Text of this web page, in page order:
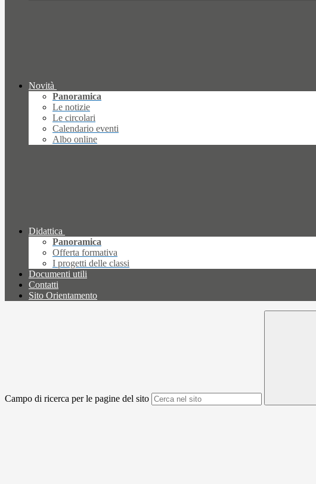
Novità
Panoramica
Le notizie
Le circolari
Calendario eventi
Albo online
Didattica
Panoramica
Offerta formativa
I progetti delle classi
Documenti utili
Contatti
Sito Orientamento
Campo di ricerca per le pagine del sito